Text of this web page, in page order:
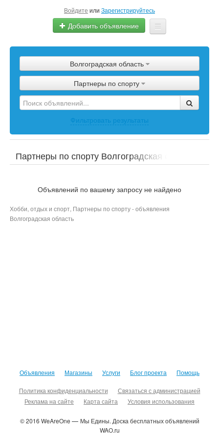
Войдите или Зарегистрируйтесь
Добавить объявление
Объявления
Магазины
Услуги
Блог
Волгоградская область
Партнеры по спорту
Фильтровать результаты
Партнеры по спорту Волгоградская область
Объявлений по вашему запросу не найдено
Хобби, отдых и спорт, Партнеры по спорту - объявления
Волгоградская область
Объявления Магазины Услуги Блог проекта Помощь
Политика конфиденциальности
Связаться с администрацией
Реклама на сайте
Карта сайта Условия использования
© 2016 WeAreOne — Мы Едины. Доска бесплатных объявлений
WAO.ru